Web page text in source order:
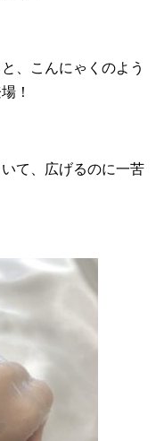
、こんにゃくのよう
！
て、広げるのに一苦